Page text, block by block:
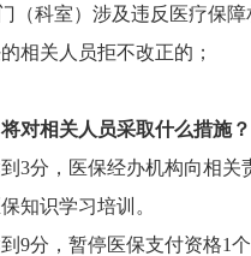
（科室）涉及违反医疗保
相关人员拒不改正的；
对相关人员采取什么措施？
3分，医保经办机构向相
知识学习培训。
9分，暂停医保支付资格